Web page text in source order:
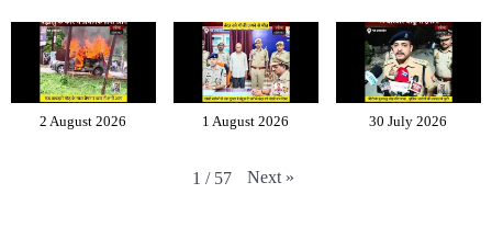
2 August 2026 1 August 2026 30 July 2026
1 / 57 Next »